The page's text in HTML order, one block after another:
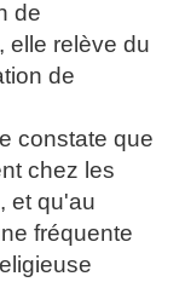
de
elle relève du
de
constate que
chez les
et qu'au
fréquente